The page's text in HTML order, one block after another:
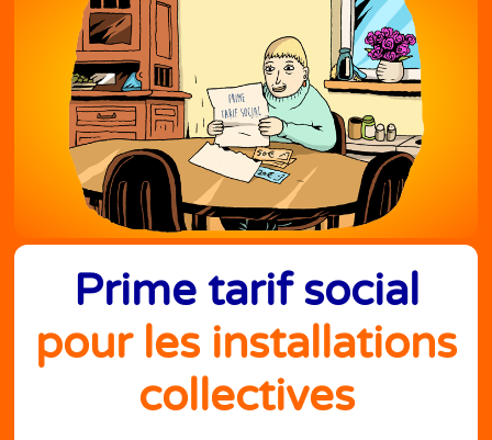
Prime tarif social
pour les installations
collectives